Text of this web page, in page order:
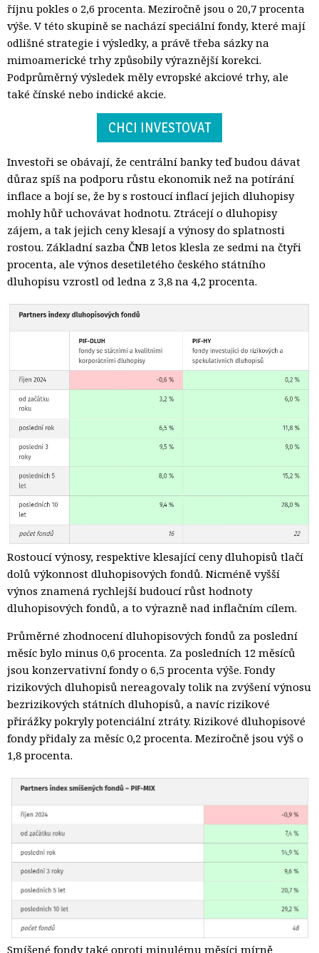
říjnu pokles o 2,6 procenta. Meziročně jsou o 20,7 procenta
výše. V této skupině se nachází speciální fondy, které mají
odlišné strategie i výsledky, a právě třeba sázky na
mimoamerické trhy způsobily výraznější korekci.
Podprůměrný výsledek měly evropské akciové trhy, ale
také čínské nebo indické akcie.
CHCI INVESTOVAT
Investoři se obávají, že centrální banky teď budou dávat
důraz spíš na podporu růstu ekonomik než na potírání
inflace a bojí se, že by s rostoucí inflací jejich dluhopisy
mohly hůř uchovávat hodnotu. Ztrácejí o dluhopisy
zájem, a tak jejich ceny klesají a výnosy do splatnosti
rostou. Základní sazba ČNB letos klesla ze sedmi na čtyři
procenta, ale výnos desetiletého českého státního
dluhopisu vzrostl od ledna z 3,8 na 4,2 procenta.
Rostoucí výnosy, respektive klesající ceny dluhopisů tlačí
dolů výkonnost dluhopisových fondů. Nicméně vyšší
výnos znamená rychlejší budoucí růst hodnoty
dluhopisových fondů, a to výrazně nad inflačním cílem.
Průměrné zhodnocení dluhopisových fondů za poslední
měsíc bylo minus 0,6 procenta. Za posledních 12 měsíců
jsou konzervativní fondy o 6,5 procenta výše. Fondy
rizikových dluhopisů nereagovaly tolik na zvýšení výnosu
bezrizikových státních dluhopisů, a navíc rizikové
přirážky pokryly potenciální ztráty. Rizikové dluhopisové
fondy přidaly za měsíc 0,2 procenta. Meziročně jsou výš o
1,8 procenta.
Smíšené fondy také oproti minulému měsíci mírně